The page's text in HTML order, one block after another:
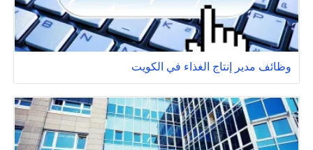
وظائف مدير إنتاج الغذاء في الكويت